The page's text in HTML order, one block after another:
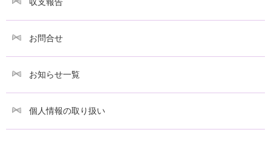
お問合せ
お知らせ一覧
個人情報の取り扱い